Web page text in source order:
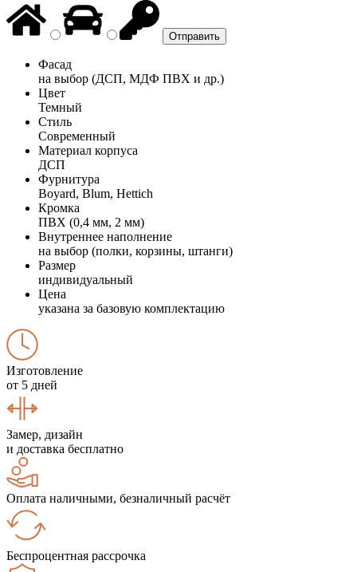
Фасад
на выбор (ДСП, МДФ ПВХ и др.)
Цвет
Темный
Стиль
Современный
Материал корпуса
ДСП
Фурнитура
Boyard, Blum, Hettich
Кромка
ПВХ (0,4 мм, 2 мм)
Внутреннее наполнение
на выбор (полки, корзины, штанги)
Размер
индивидуальный
Цена
указана за базовую комплектацию
Изготовление
от 5 дней
Замер, дизайн
и доставка бесплатно
Оплата наличными, безналичный расчёт
Беспроцентная рассрочка